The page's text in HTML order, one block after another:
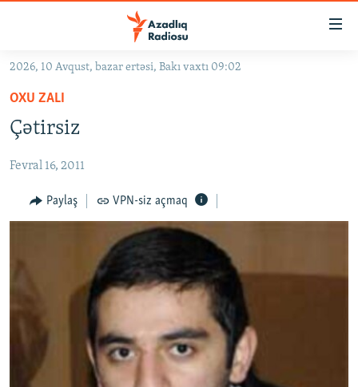
Əsas
qayıt
Əsas
naviqasiyaya
qayıt
KORRUPSIOMETR
#ƏSLINDƏ
FƏRQƏ BAX
MULTIMEDIA
FOTOQALEREYA
İNFOQRAFIKA
AZƏRBAYCAN ƏDƏBIYYATI KITABXANASI
HAQQIMIZDA
MISSIYAMIZ
2026, 10 Avqust, bazar ertəsi, Bakı vaxtı 09:02
OXU ZALI
Çətirsiz
Fevral 16, 2011
Paylaş VPN-siz açmaq